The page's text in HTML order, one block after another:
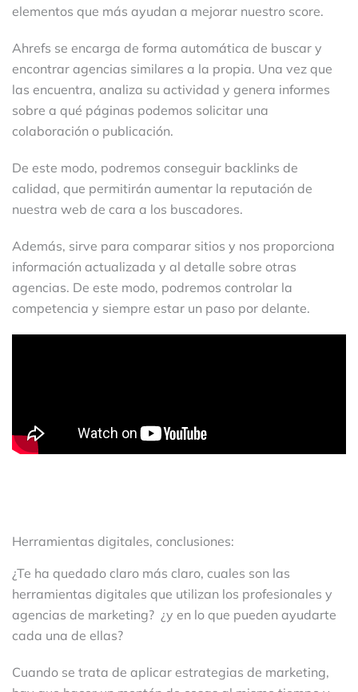
elementos que más ayudan a mejorar nuestro score.
Ahrefs se encarga de forma automática de buscar y
encontrar agencias similares a la propia. Una vez que
las encuentra, analiza su actividad y genera informes
sobre a qué páginas podemos solicitar una
colaboración o publicación.
De este modo, podremos conseguir backlinks de
calidad, que permitirán aumentar la reputación de
nuestra web de cara a los buscadores.
Además, sirve para comparar sitios y nos proporciona
información actualizada y al detalle sobre otras
agencias. De este modo, podremos controlar la
competencia y siempre estar un paso por delante.
Herramientas digitales, conclusiones:
¿Te ha quedado claro más claro, cuales son las
herramientas digitales que utilizan los profesionales y
agencias de marketing? ¿y en lo que pueden ayudarte
cada una de ellas?
Cuando se trata de aplicar estrategias de marketing,